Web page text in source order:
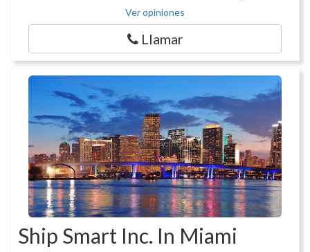
Ver opiniones
Llamar
Ship Smart Inc. In Miami